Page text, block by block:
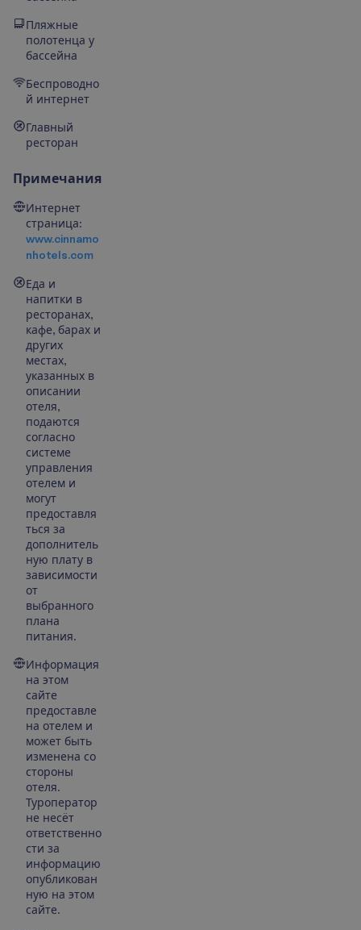
Пляжные
полотенца у
бассейна
Беспроводно
й интернет
Главный
ресторан
Примечания
Интернет
страница:
www.cinnamo
nhotels.com
Еда и
напитки в
ресторанах,
кафе, барах и
других
местах,
указанных в
описании
отеля,
подаются
согласно
системе
управления
отелем и
могут
предоставля
ться за
дополнитель
ную плату в
зависимости
от
выбранного
плана
питания.
Информация
на этом
сайте
предоставле
на отелем и
может быть
изменена со
стороны
отеля.
Туроператор
не несёт
ответственно
сти за
информацию
опубликован
ную на этом
сайте.